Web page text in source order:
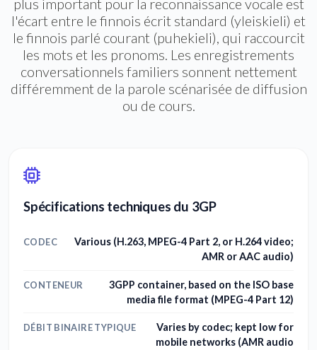
plus important pour la reconnaissance vocale est
l'écart entre le finnois écrit standard (yleiskieli) et
le finnois parlé courant (puhekieli), qui raccourcit
les mots et les pronoms. Les enregistrements
conversationnels familiers sonnent nettement
différemment de la parole scénarisée de diffusion
ou de cours.
Spécifications techniques du 3GP
CODEC
Various (H.263, MPEG-4 Part 2, or H.264 video;
AMR or AAC audio)
CONTENEUR
3GPP container, based on the ISO base
media file format (MPEG-4 Part 12)
DÉBIT BINAIRE TYPIQUE
Varies by codec; kept low for
mobile networks (AMR audio